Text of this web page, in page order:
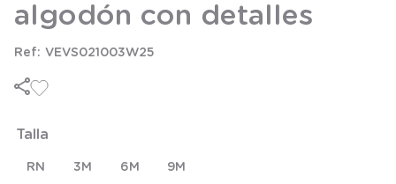
algodón con detalles
VEVS021003W25
Talla
RN 3M 6M 9M
.
body
5
manta
8.
9.
saco dormir